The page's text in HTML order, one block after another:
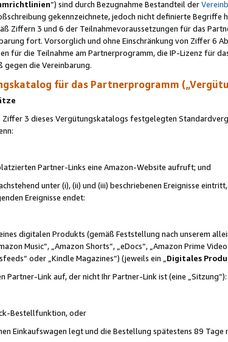
“) sind durch Bezugnahme Bestandteil der
gekennzeichnete, jedoch nicht definierte Begriffe
Ziffern 3 und 6 der Teilnahmevoraussetzungen für das
fort. Vorsorglich und ohne Einschränkung von Ziffer 6
für die Teilnahme am Partnerprogramm, die IP-Lizenz für
die Vereinbarung.
für das Partnerprogramm
Ziffer 3 dieses Vergütungskatalogs festgelegten
Partner-Links eine Amazon-Website aufruft; und
unter (i), (ii) und (iii) beschriebenen Ereignisse
Ereignisse endet:
digitalen Produkts (gemäß Feststellung nach unserem
Music“, „Amazon Shorts“, „eDocs“, „Amazon Prime
oder „Kindle Magazines“) (jeweils ein „ Digitales
Link auf, der nicht Ihr Partner-Link ist (eine „Sitzung“):
Bestellfunktion, oder
Einkaufswagen legt und die Bestellung spätestens 89 Tage